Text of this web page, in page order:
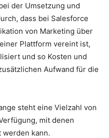
der Umsetzung und
dass bei Salesforce
von Marketing über
Plattform vereint ist,
und so Kosten und
Aufwand für die
steht eine Vielzahl von
mit denen
kann.